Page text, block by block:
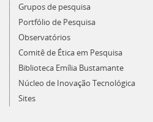
Grupos de pesquisa
Portfólio de Pesquisa
Observatórios
Comitê de Ética em Pesquisa
Biblioteca Emília Bustamante
Núcleo de Inovação Tecnológica
Sites